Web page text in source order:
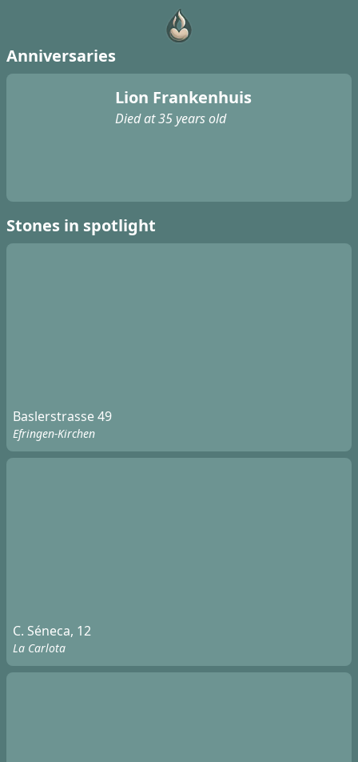
Anniversaries
Lion Frankenhuis
Died at 35 years old
Stones in spotlight
Baslerstrasse 49
Efringen-Kirchen
C. Séneca, 12
La Carlota